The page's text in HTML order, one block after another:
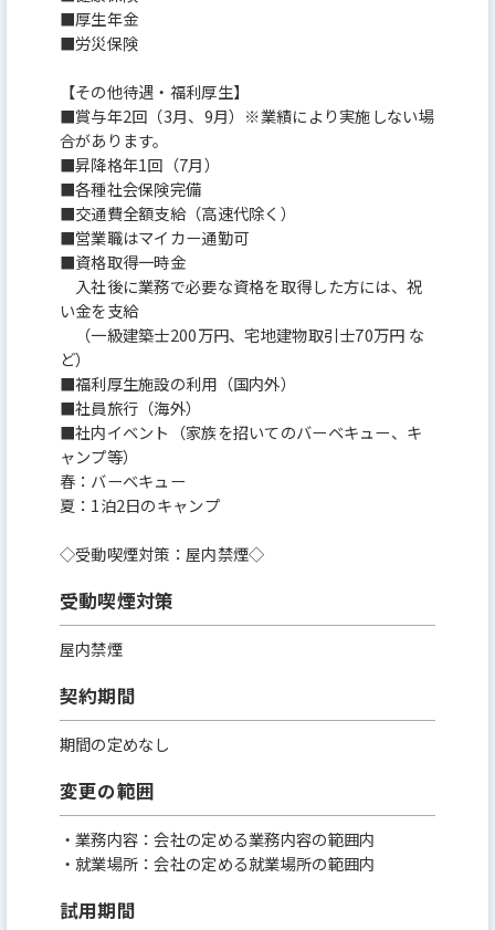
■厚生年金
■労災保険
【その他待遇・福利厚生】
■賞与年2回（3月、9月）※業績により実施しない場
合があります。
■昇降格年1回（7月）
■各種社会保険完備
■交通費全額支給（高速代除く）
■営業職はマイカー通勤可
■資格取得一時金
入社後に業務で必要な資格を取得した方には、祝
い金を支給
（一級建築士200万円、宅地建物取引士70万円 な
ど）
■福利厚生施設の利用（国内外）
■社員旅行（海外）
■社内イベント（家族を招いてのバーベキュー、キ
ャンプ等）
春：バーベキュー
夏：1泊2日のキャンプ
◇受動喫煙対策：屋内禁煙◇
受動喫煙対策
屋内禁煙
契約期間
期間の定めなし
変更の範囲
・業務内容：会社の定める業務内容の範囲内
・就業場所：会社の定める就業場所の範囲内
試用期間